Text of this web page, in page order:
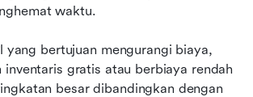
waktu.
yang bertujuan mengurangi biaya,
inventaris gratis atau berbiaya rendah
besar dibandingkan dengan